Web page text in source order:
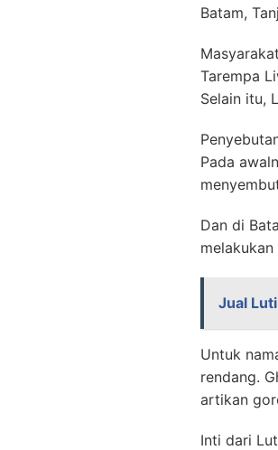
Batam,
Tarempa
Selain itu,
Pada
Dan di
Jual
Untuk
rendang.
artikan
Inti dari